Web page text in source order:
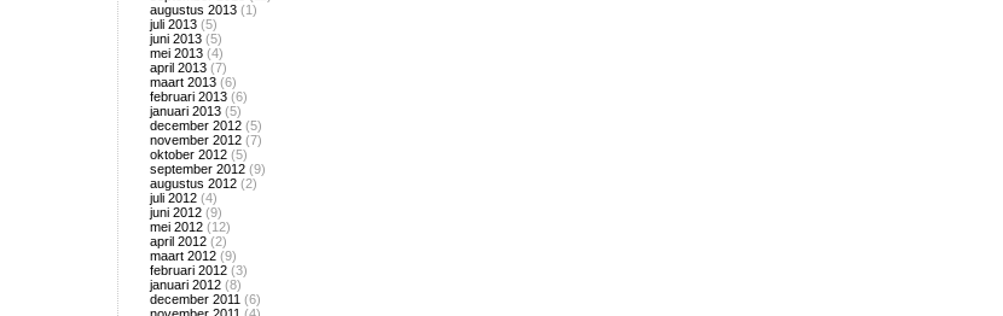
augustus 2013 (1)
juli 2013 (5)
juni 2013 (5)
mei 2013 (4)
april 2013 (7)
maart 2013 (6)
februari 2013 (6)
januari 2013 (5)
december 2012 (5)
november 2012 (7)
oktober 2012 (5)
september 2012 (9)
augustus 2012 (2)
juli 2012 (4)
juni 2012 (9)
mei 2012 (12)
april 2012 (2)
maart 2012 (9)
februari 2012 (3)
januari 2012 (8)
december 2011 (6)